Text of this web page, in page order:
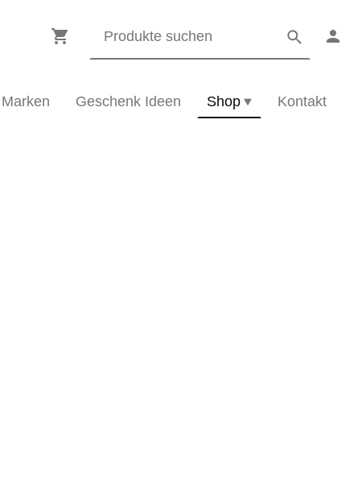
Marken Geschenk Ideen Shop Kontakt